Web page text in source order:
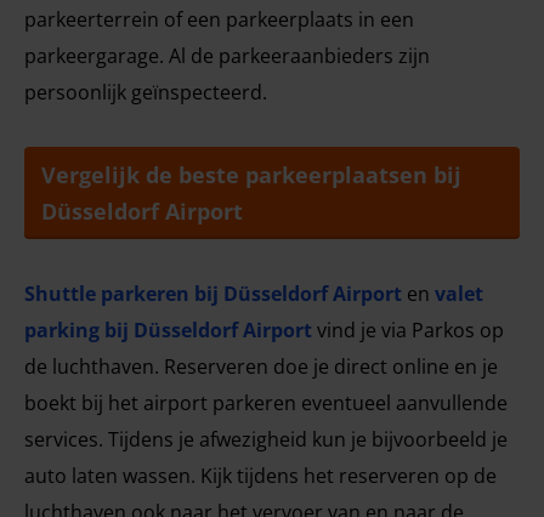
parkeerterrein of een parkeerplaats in een
parkeergarage. Al de parkeeraanbieders zijn
persoonlijk geïnspecteerd.
Vergelijk de beste parkeerplaatsen bij
Düsseldorf Airport
Shuttle parkeren bij Düsseldorf Airport en valet
parking bij Düsseldorf Airportvind je via Parkos op
de luchthaven. Reserveren doe je direct online en je
boekt bij het airport parkeren eventueel aanvullende
services. Tijdens je afwezigheid kun je bijvoorbeeld je
auto laten wassen. Kijk tijdens het reserveren op de